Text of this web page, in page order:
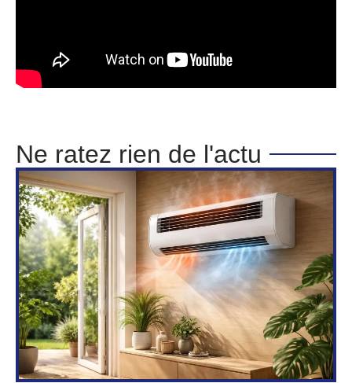
Ne ratez rien de l'actu